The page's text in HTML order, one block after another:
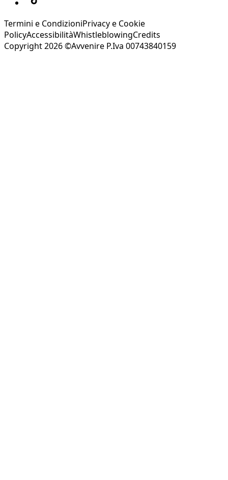
Termini e CondizioniPrivacy e Cookie
PolicyAccessibilitàWhistleblowingCredits
Copyright 2026 ©Avvenire P.Iva 00743840159